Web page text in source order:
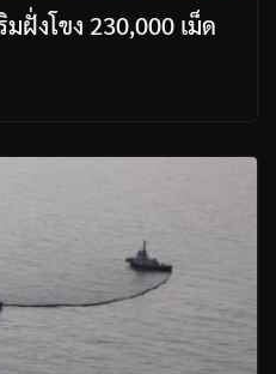
งโขง 230,000 เม็ด